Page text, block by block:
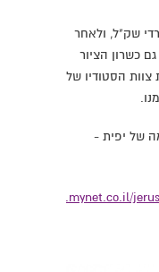
שק"ל, ולאחר
כשרון הציור
הסטודיו של
של יפית -
jerusalem.mynet.co.il/